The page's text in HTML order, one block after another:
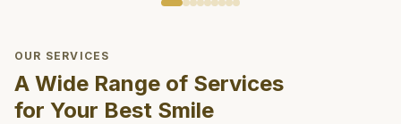
OUR SERVICES
A Wide Range of Services
for Your Best Smile